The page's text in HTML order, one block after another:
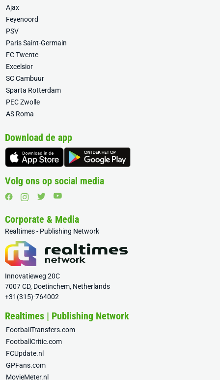
Ajax
Feyenoord
PSV
Paris Saint-Germain
FC Twente
Excelsior
SC Cambuur
Sparta Rotterdam
PEC Zwolle
AS Roma
Download de app
Volg ons op social media
Corporate & Media
Realtimes - Publishing Network
Innovatieweg 20C
7007 CD, Doetinchem, Netherlands
+31(315)-764002
Realtimes | Publishing Network
FootballTransfers.com
FootballCritic.com
FCUpdate.nl
GPFans.com
MovieMeter.nl